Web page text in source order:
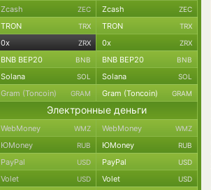
Zcash ZEC Zcash ZEC
TRON TRX TRON TRX
0x ZRX 0x ZRX
BNB BEP20 BNB BNB BEP20 BNB
Solana SOL Solana SOL
Gram (Toncoin) GRAM Gram (Toncoin) GRAM
Электронные деньги
WebMoney WMZ WebMoney WMZ
ЮMoney RUB ЮMoney RUB
PayPal USD PayPal USD
Volet USD Volet USD